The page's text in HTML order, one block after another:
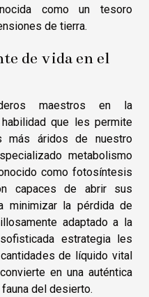
como un tesoro
de tierra.
de vida en el
maestros en la
que les permite
más áridos de nuestro
metabolismo
como fotosíntesis
capaces de abrir sus
minimizar la pérdida de
adaptado a la
estrategia les
de líquido vital
en una auténtica
del desierto.